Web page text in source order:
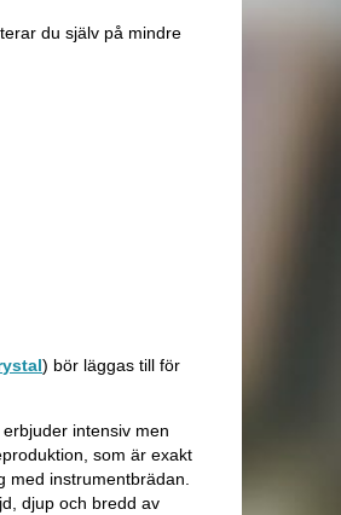
du själv på mindre
) bör läggas till för
intensiv men
som är exakt
med instrumentbrädan.
djup och bredd av